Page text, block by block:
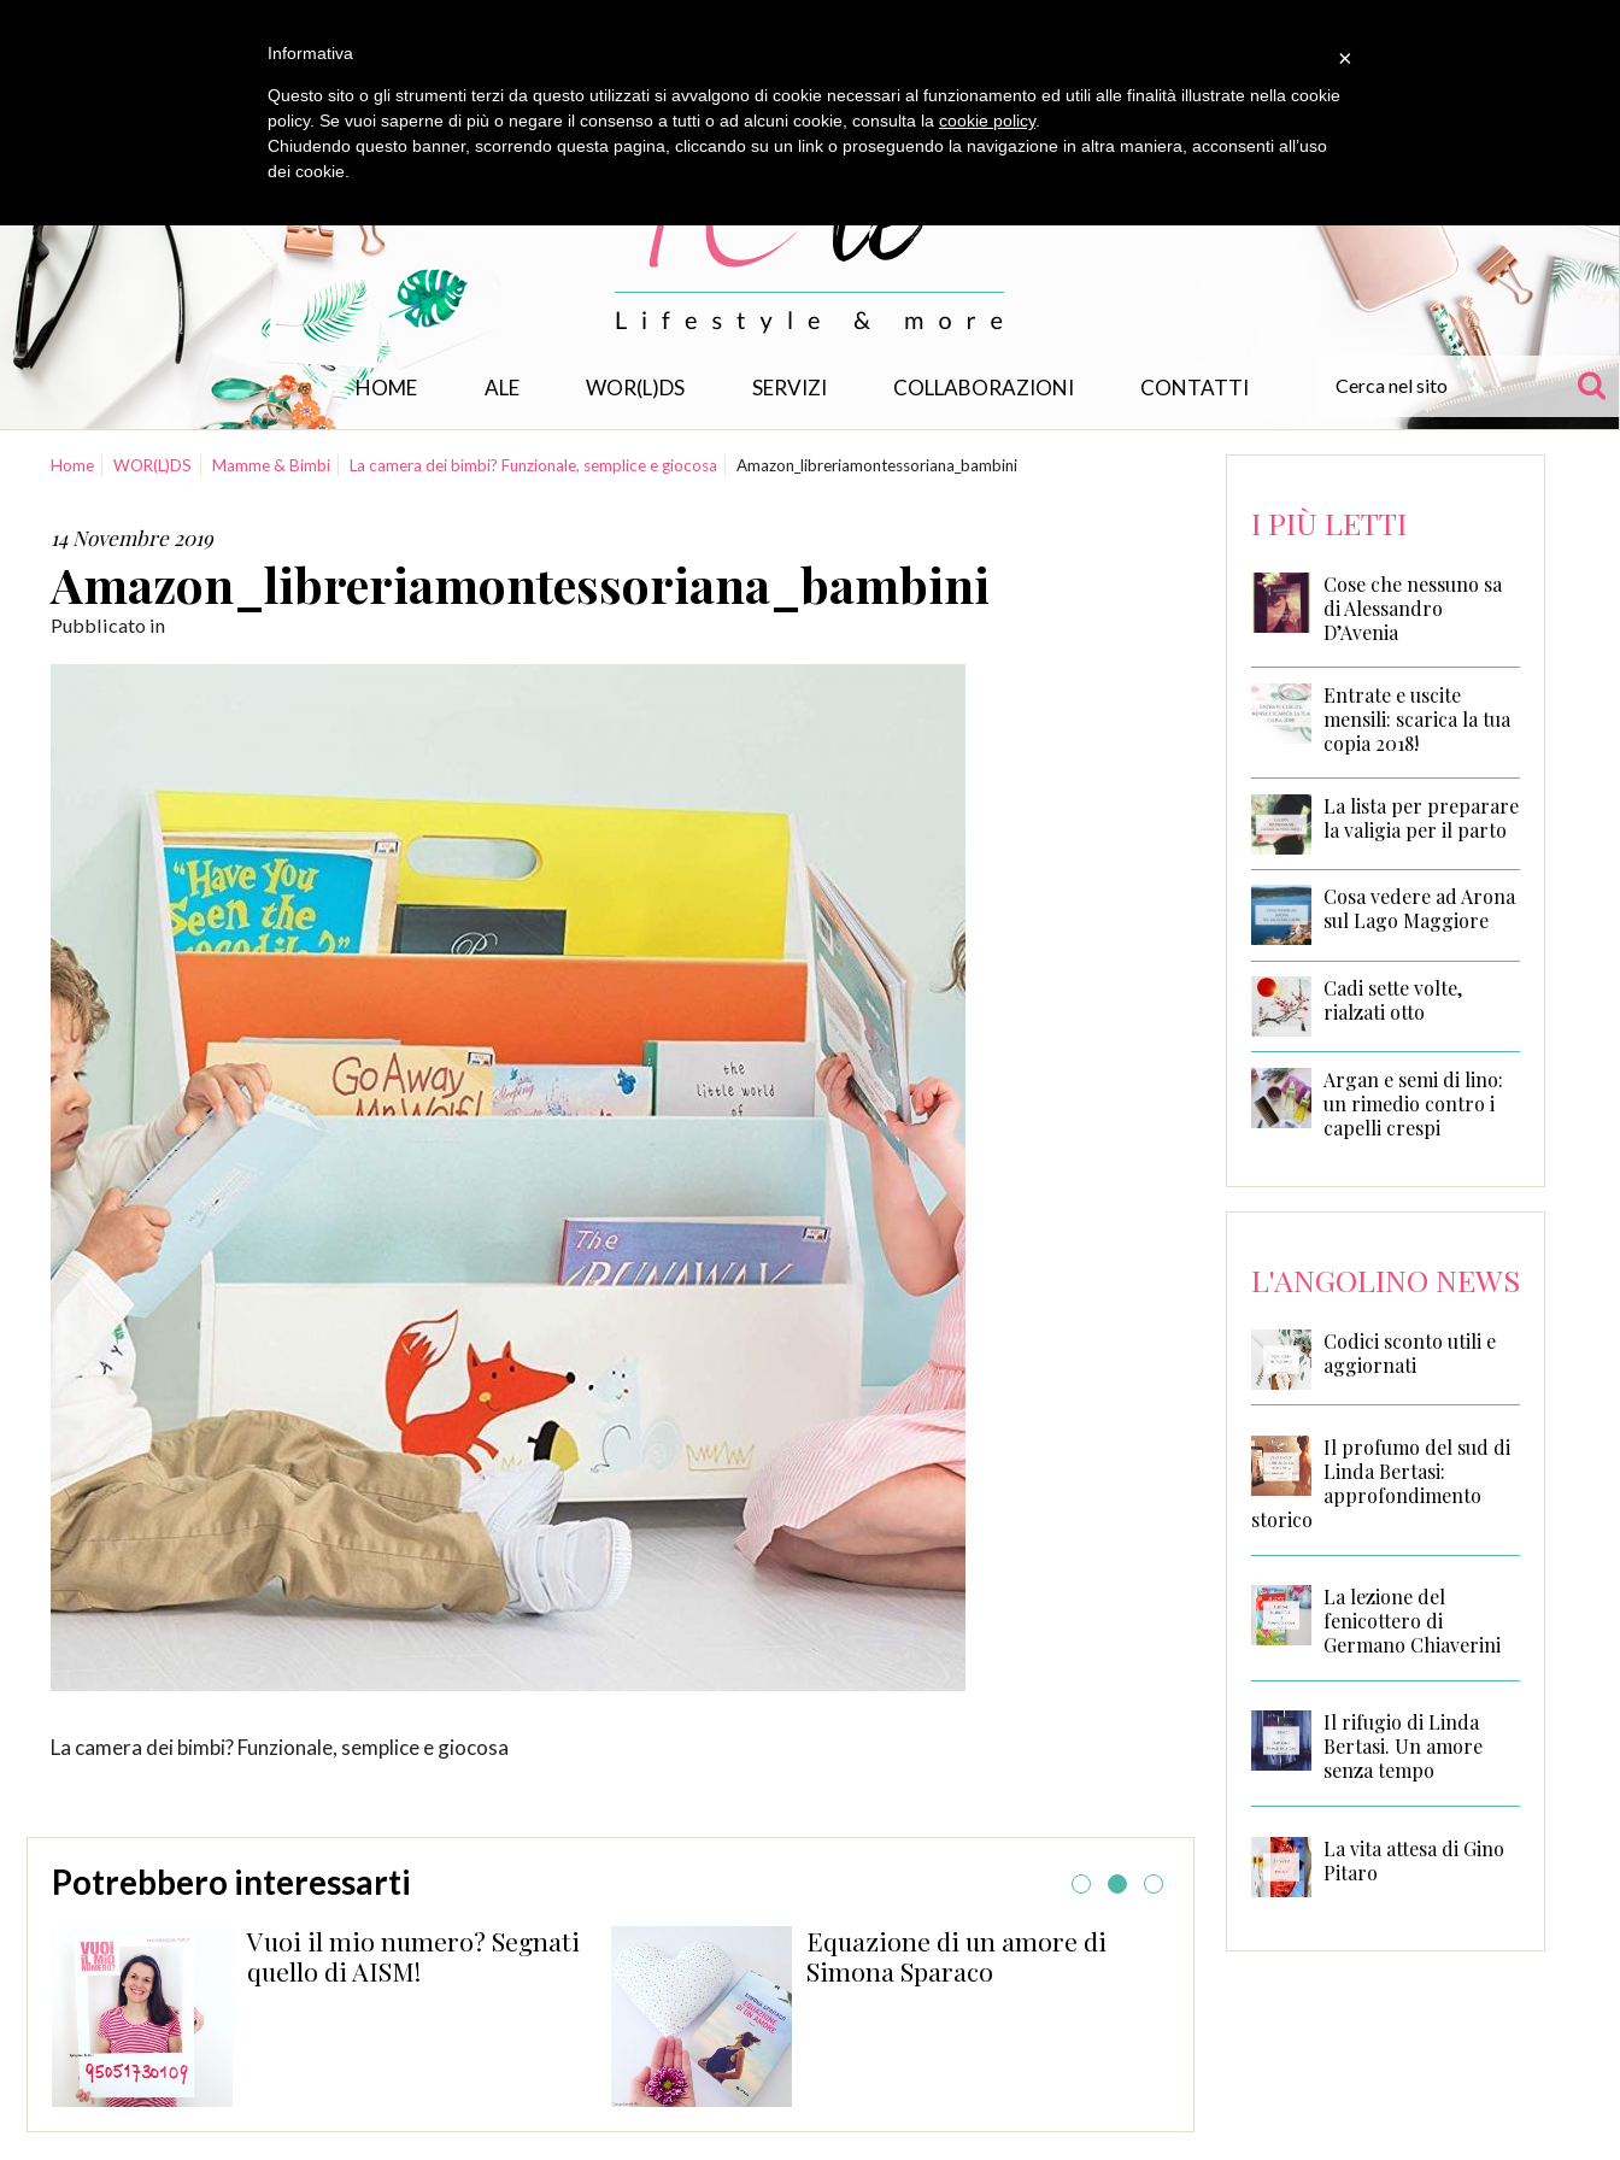
HOME ALE WOR(L)DS SERVIZI COLLABORAZIONI CONTATTI
Home WOR(L)DS Mamme & Bimbi La camera dei bimbi? Funzionale, semplice e giocosa Amazon_libreriamontessoriana_bambini
14 Novembre 2019
Amazon_libreriamontessoriana_bambini
Pubblicato in
La camera dei bimbi? Funzionale, semplice e giocosa
Potrebbero interessarti
il mio numero? Segnati
di AISM!
Equazione di un amore di
Simona Sparaco
Kids Books: i libri per baby
I PIÙ LETTI
Cose che nessuno sa
di Alessandro
D’Avenia
Entrate e uscite
mensili: scarica la tua
copia 2018!
La lista per preparare
la valigia per il parto
Cosa vedere ad Arona
sul Lago Maggiore
Cadi sette volte,
rialzati otto
Argan e semi di lino:
un rimedio contro i
capelli crespi
L'ANGOLINO NEWS
Codici sconto utili e
aggiornati
Il profumo del sud di
Linda Bertasi:
approfondimento
storico
La lezione del
fenicottero di
Germano Chiaverini
Il rifugio di Linda
Bertasi. Un amore
senza tempo
La vita attesa di Gino
Pitaro
×
Informativa
Questo sito o gli strumenti terzi da questo utilizzati si avvalgono di cookie necessari al funzionamento ed utili alle finalità illustrate nella cookie
policy. Se vuoi saperne di più o negare il consenso a tutti o ad alcuni cookie, consulta la cookie policy.
Chiudendo questo banner, scorrendo questa pagina, cliccando su un link o proseguendo la navigazione in altra maniera, acconsenti all’uso
dei cookie.